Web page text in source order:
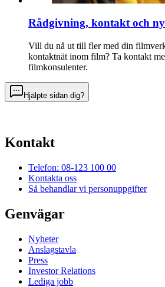
Rådgivning, kontakt och
Vill du nå ut till fler med din
kontaktnät inom film? Ta kontakt
filmkonsulenter.
Hjälpte sidan dig?
Kontakt
Telefon: 08-123 100 00
Kontakta oss
Så behandlar vi personuppgifter
Genvägar
Nyheter
Anslagstavla
Press
Investor Relations
Lediga jobb